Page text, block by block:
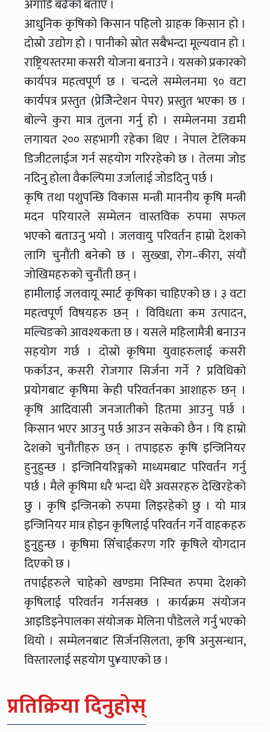
अगाडि बढेको बताए ।
आधुनिक कृषिको किसान पहिलो ग्राहक किसान हो ।
दोस्रो उद्योग हो । पानीको स्रोत सबैभन्दा मूल्यवान हो ।
राष्ट्रियस्तरमा कसरी योजना बनाउने । यसको प्रकारको
कार्यपत्र महत्वपूर्ण छ । चन्दले सम्मेलनमा ९० वटा
कार्यपत्र प्रस्तुत (प्रेजिेन्टेशन पेपर) प्रस्तुत भएका छ ।
बोल्ने कुरा मात्र तुलना गर्नु हो । सम्मेलनमा उद्यमी
लगायत २०० सहभागी रहेका थिए । नेपाल टेलिकम
डिजीटलाईज गर्न सहयोग गरिरहेको छ । तेलमा जोड
नदिनु होला वैकल्पिमा उर्जालाई जोडदिनु पर्छ ।
कृषि तथा पशुपन्छि विकास मन्त्री माननीय कृषि मन्त्री
मदन परियारले सम्मेलन वास्तविक रुपमा सफल
भएको बताउनु भयो । जलवायु परिवर्तन हाम्रो देशको
लागि चुनौंती बनेको छ । सुख्खा, रोग–कीरा, संयौं
जोखिमहरुको चुनौंती छन् ।
हामीलाई जलवायू स्मार्ट कृषिका चाहिएको छ । ३ वटा
महत्वपूर्ण विषयहरु छन् । विविधता कम उत्पादन,
मल्चिङको आवश्यकता छ । यसले महिलामैत्री बनाउन
सहयोग गर्छ । दोस्रो कृषिमा युवाहरुलाई कसरी
फर्काउन, कसरी रोजगार सिर्जना गर्ने ? प्रविधिको
प्रयोगबाट कृषिमा केही परिवर्तनका आशाहरु छन् ।
कृषि आदिवासी जनजातीको हितमा आउनु पर्छ ।
किसान भएर आउनु पर्छ आउन सकेको छैन । यि हाम्रो
देशको चुनौंतीहरु छन् । तपाइहरु कृषि इन्जिनियर
हुनुहुन्छ । इन्जिनियरिङ्गको माध्यमबाट परिवर्तन गर्नु
पर्छ । मैले कृषिमा धरै भन्दा धेरै अवसरहरु देखिरहेको
छु । कृषि इन्जिनको रुपमा लिइरहेको छु । यो मात्र
इन्जिनियर मात्र होइन कृषिलाई परिवर्तन गर्ने वाहकहरु
हुनुहुन्छ । कृषिमा सिँचाईंकरण गरि कृषिले योगदान
दिएको छ ।
तपाईहरुले चाहेको खण्डमा निस्चित रुपमा देशको
कृषिलाई परिवर्तन गर्नसक्छ । कार्यक्रम संयोजन
आइडिइनेपालका संयोजक मेलिना पौडेलले गर्नु भएको
थियो । सम्मेलनबाट सिर्जनसिलता, कृषि अनुसन्धान,
विस्तारलाई सहयोग पु¥याएको छ ।
प्रतिक्रिया दिनुहोस्